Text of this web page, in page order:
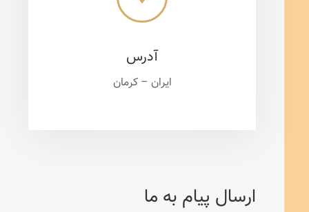
آدرس
ایران – کرمان
ارسال پیام به ما